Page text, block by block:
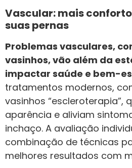
Vascular: mais
suas pernas
Problemas vasculares,
vasinhos, vão além da
impactar saúde e bem-
tratamentos modernos,
vasinhos “escleroterapia”,
aparência e aliviam
inchaço. A avaliação
combinação de técnicas
melhores resultados com